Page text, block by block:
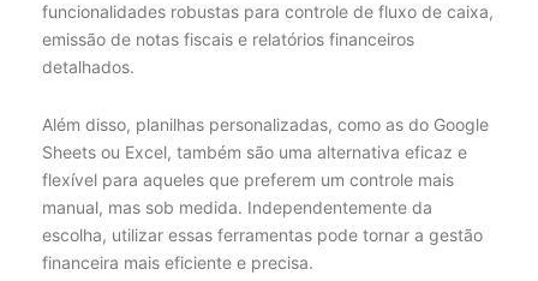
funcionalidades robustas para controle de fluxo de caixa,
emissão de notas fiscais e relatórios financeiros
detalhados.
Além disso, planilhas personalizadas, como as do Google
Sheets ou Excel, também são uma alternativa eficaz e
flexível para aqueles que preferem um controle mais
manual, mas sob medida. Independentemente da
escolha, utilizar essas ferramentas pode tornar a gestão
financeira mais eficiente e precisa.